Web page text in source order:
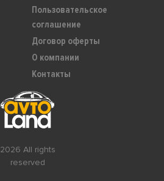
2026 All rights
reserved
Пользовательское
соглашение
Договор оферты
О компании
Контакты